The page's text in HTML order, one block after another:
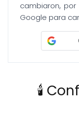
cambiaron, por
Google para
🕯️